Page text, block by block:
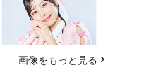
画像をもっと見る